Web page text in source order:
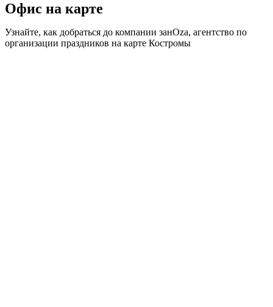
Офис на карте
Узнайте, как добраться до компании занОzа, агентство по
организации праздников на карте Костромы